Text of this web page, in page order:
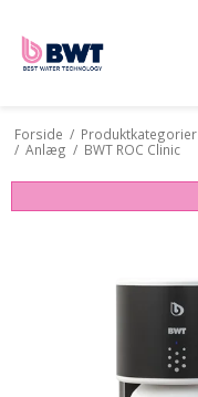
Forside / Produktkategorier
/ Anlæg / BWT ROC Clinic